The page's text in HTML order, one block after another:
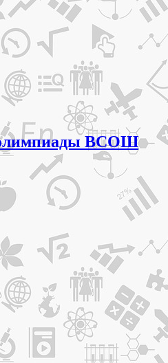
олимпиады ВСОШ